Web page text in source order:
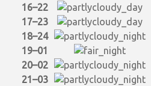
16–22
17–23
18–24
19–01
20–02
21–03